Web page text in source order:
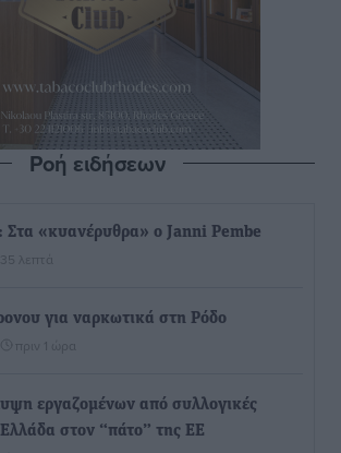
Ροή ειδήσεων
Στα «κυανέρυθρα» ο Janni Pembe
λεπτά
για ναρκωτικά στη Ρόδο
πριν 1 ώρα
εργαζομένων από συλλογικές
στον “πάτο” της ΕΕ